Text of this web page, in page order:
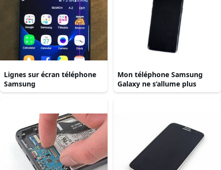
Lignes sur écran téléphone
Samsung
Mon téléphone Samsung
Galaxy ne s’allume plus